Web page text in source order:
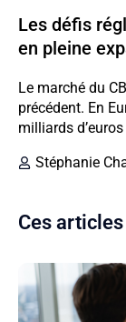
Les défis
en pleine
Le marché du
précédent. En
milliards
Stéphanie
Ces